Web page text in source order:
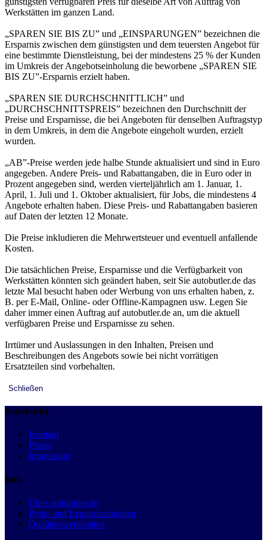
Werkstätten im ganzen Land.
„SPAREN SIE BIS ZU” und „EINSPARUNGEN” bezeichnen die
Ersparnis zwischen dem günstigsten und dem teuersten Angebot für
eine bestimmte Dienstleistung, bei der mindestens 25 % der Kunden
im Umkreis der Angebotseinholung die beworbene „SPAREN SIE
BIS ZU”-Ersparnis erzielt haben.
„SPAREN SIE DURCHSCHNITTLICH” und
„DURCHSCHNITTSPREIS” bezeichnen den Durchschnitt der
Preise und Ersparnisse, die bei Angeboten für denselben Auftragstyp
in dem Umkreis, in dem die Angebote eingeholt wurden, erzielt
wurden.
„AB”-Preise werden jede halbe Stunde aktualisiert und sind in Euro
angegeben. Andere Preis- und Rabattangaben, die in Euro oder in
Prozent angegeben sind, werden vierteljährlich am 1. Januar, 1.
April, 1. Juli und 1. Oktober aktualisiert, für Jobs, die mindestens 4
Angebote erhalten haben. Diese Preis- und Rabattangaben basieren
auf Daten der letzten 12 Monate.
Die Preise inkludieren die Mehrwertsteuer und eventuell anfallende
Kosten.
Die tatsächlichen Preise, Ersparnisse und die Verfügbarkeit von
Werkstätten könnten sich geändert haben, seit Sie autobutler.de das
letzte Mal besucht haben oder Werbung von uns erhalten haben, z.
B. per E-Mail, Online- oder Offline-Kampagnen usw. Legen Sie
daher immer einen Auftrag auf autobutler.de an, um die aktuell
verfügbaren Preise und Ersparnisse zu sehen.
Irrtümer und Auslassungen in den Inhalten, Preisen und
Beschreibungen des Angebots sowie bei nicht vorrätigen
Ersatzteilen sind vorbehalten.
Schließen
Autobutler
Kontakt
Presse
Impressum
Info
Über autobutler.de
Preis- und Ersparnisangaben
Qualitätswerkstätten